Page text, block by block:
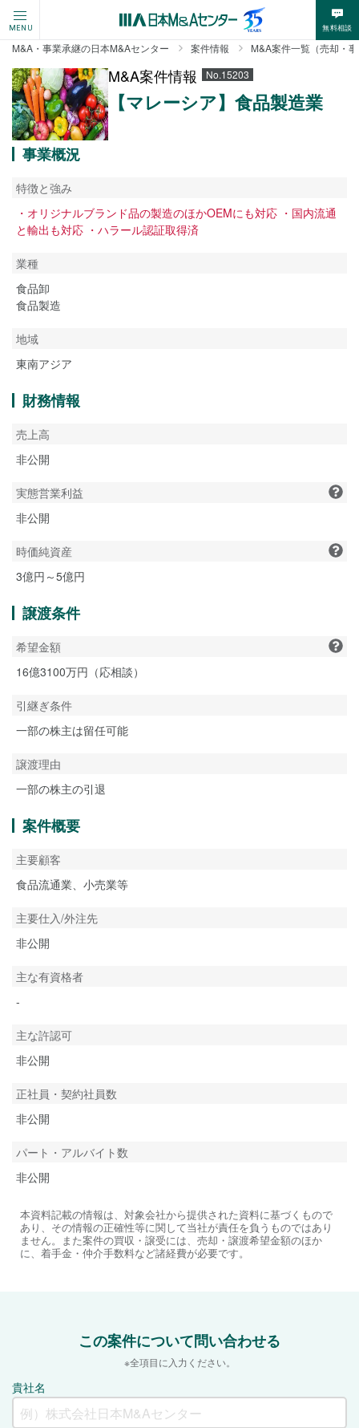
MENU 無料相談
M&A・事業承継の日本M&Aセンター 案件情報 M&A案件一覧（売却・
M&A案件情報 No.15203
【マレーシア】食品製造業
事業概況
特徴と強み
・オリジナルブランド品の製造のほかOEMにも対応 ・国内流通
と輸出も対応 ・ハラール認証取得済
業種
食品卸
食品製造
地域
東南アジア
財務情報
売上高
非公開
実態営業利益
非公開
時価純資産
3億円～5億円
譲渡条件
希望金額
16億3100万円（応相談）
引継ぎ条件
一部の株主は留任可能
譲渡理由
一部の株主の引退
案件概要
主要顧客
食品流通業、小売業等
主要仕入/外注先
非公開
主な有資格者
-
主な許認可
非公開
正社員・契約社員数
非公開
パート・アルバイト数
非公開
本資料記載の情報は、対象会社から提供された資料に基づくもので
あり、その情報の正確性等に関して当社が責任を負うものではあり
ません。また案件の買収・譲受には、売却・譲渡希望金額のほか
に、着手金・仲介手数料など諸経費が必要です。